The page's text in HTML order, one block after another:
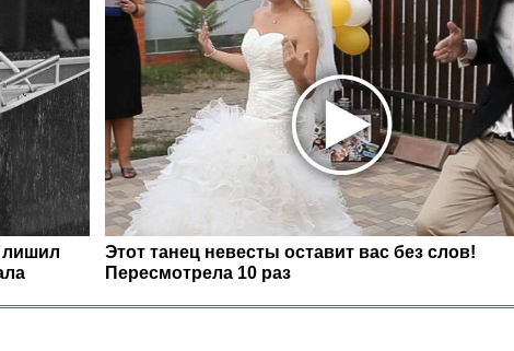
лишил
Этот танец невесты оставит вас без слов!
Пересмотрела 10 раз